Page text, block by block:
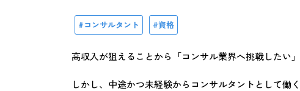
コンサルタント 資格
高収入が狙えることから「コンサル業界へ挑戦したい
しかし、中途かつ未経験からコンサルタントとして働